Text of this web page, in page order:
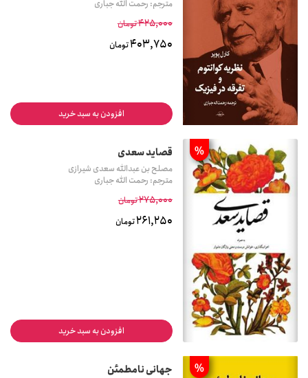
مترجم: رحمت الله جباری
425,000تومان
403,750تومان
افزودن به سبد خرید
% قصاید سعدی
مصلح بن عبدالله سعدی شیرازی
مترجم: رحمت الله جباری
275,000تومان
261,250تومان
افزودن به سبد خرید
% جهانی نامطمئن